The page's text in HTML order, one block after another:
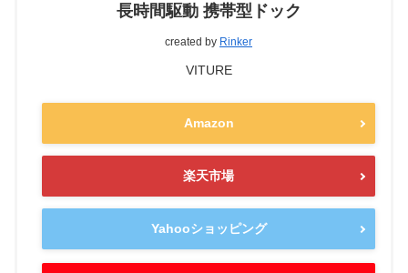
長時間駆動 携帯型ドック
created by Rinker
VITURE
Amazon
楽天市場
Yahooショッピング